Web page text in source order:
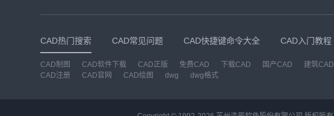
CAD热门搜索 CAD常见问题 CAD快捷键命令大全 CAD入门教程
CAD制图 CAD软件下载 CAD正版 免费CAD 下载CAD 国产CAD 建筑CAD
CAD注册
CAD官网 CAD绘图 dwg dwg格式